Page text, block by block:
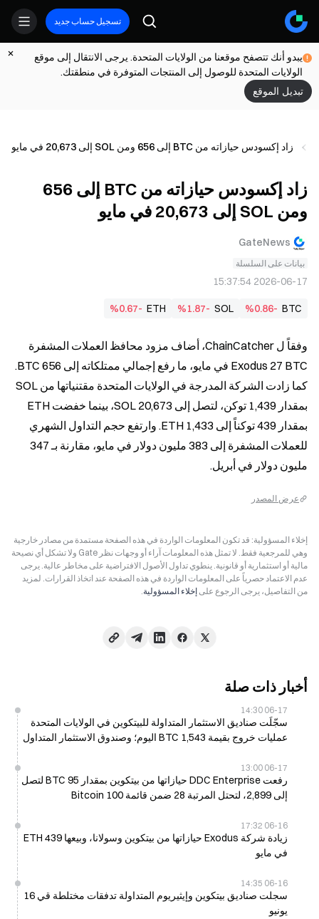
تسجيل حساب جديد
يبدو أنك تتصفح موقعنا من الولايات المتحدة. يرجى الانتقال إلى موقع
الولايات المتحدة للوصول إلى المنتجات المتوفرة في منطقتك.
تبديل الموقع
زاد إكسودس حيازاته من BTC إلى 656 ومن SOL إلى 20,673 في مايو
زاد إكسودس حيازاته من BTC إلى 656
ومن SOL إلى 20,673 في مايو
GateNews
بيانات على السلسلة
2026-06-17 15:37:54
BTC
%0.86-
SOL
%1.87-
ETH
%0.67-
مليون دولار في أبريل.
عرض المصدر
إخلاء المسؤولية: قد تكون المعلومات الواردة في هذه الصفحة مستمدة من مصادر خارجية
وهي للمرجعية فقط. لا تمثل هذه المعلومات آراء أو وجهات نظر Gate ولا تشكل أي نصيحة
مالية أو استثمارية أو قانونية. ينطوي تداول الأصول الافتراضية على مخاطر عالية. يرجى
عدم الاعتماد حصرياً على المعلومات الواردة في هذه الصفحة عند اتخاذ القرارات. لمزيد
من التفاصيل، يرجى الرجوع على إخلاء المسؤولية.
أخبار ذات صلة
06-17 14:30
سجّلَت صناديق الاستثمار المتداولة للبيتكوين في الولايات المتحدة
عمليات خروج بقيمة 1,543 BTC اليوم؛ وصندوق الاستثمار المتداول
06-17 13:00
رفعت DDC Enterprise حيازاتها من بيتكوين بمقدار 95 BTC لتصل
إلى 2,899، لتحتل المرتبة 28 ضمن قائمة Bitcoin 100
06-16 17:32
زيادة شركة Exodus حيازاتها من بيتكوين وسولانا، وبيعها 439 ETH
في مايو
06-16 14:35
سجلت صناديق بيتكوين وإيثيريوم المتداولة تدفقات مختلطة قي 16
يونيو